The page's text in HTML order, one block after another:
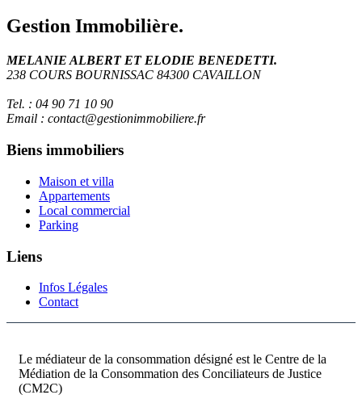
Gestion Immobilière.
MELANIE ALBERT ET ELODIE BENEDETTI.
238 COURS BOURNISSAC 84300 CAVAILLON
Tel. : 04 90 71 10 90
Email : contact@gestionimmobiliere.fr
Biens immobiliers
Maison et villa
Appartements
Local commercial
Parking
Liens
Infos Légales
Contact
Le médiateur de la consommation désigné est le Centre de la
Médiation de la Consommation des Conciliateurs de Justice
(CM2C)